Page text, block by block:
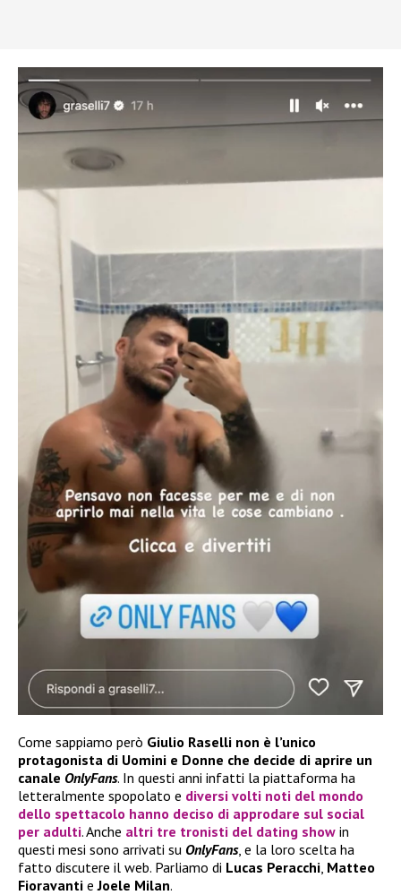
Come sappiamo però Giulio Raselli non è l’unico
protagonista di Uomini e Donne che decide di aprire un
canale OnlyFans. In questi anni infatti la piattaforma ha
letteralmente spopolato e diversi volti noti del mondo
dello spettacolo hanno deciso di approdare sul social
per adulti. Anche altri tre tronisti del dating show in
questi mesi sono arrivati su OnlyFans, e la loro scelta ha
fatto discutere il web. Parliamo di Lucas Peracchi Matteo
Fioravanti eJoele Milan.